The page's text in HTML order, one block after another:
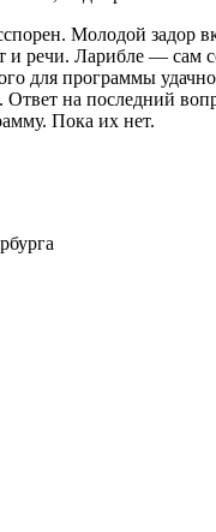
Молодой
и речи. Ларибле —
для программы
на последний
Пока их нет.